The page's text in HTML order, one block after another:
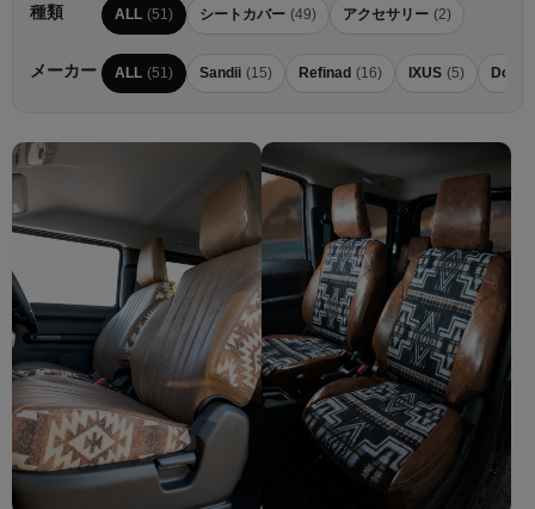
種類 ALL (51) シートカバー (49) アクセサリー (2)
メーカー ALL (51) Sandii (15) Refinad (16) IXUS (5) Dotty